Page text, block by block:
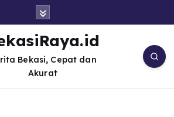
Bekasi, Cepat dan
Akurat